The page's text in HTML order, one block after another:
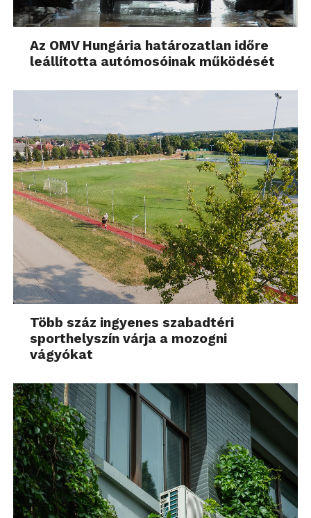
Az OMV Hungária határozatlan időre
leállította autómosóinak működését
Több száz ingyenes szabadtéri
sporthelyszín várja a mozogni
vágyókat